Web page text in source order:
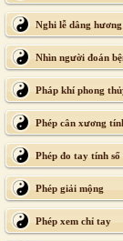
Nghi lễ dâng hương
Nhìn người đoán
Pháp khí phong
Phép cân xương
Phép đo tay tính số
Phép giải mộng
Phép xem chỉ tay